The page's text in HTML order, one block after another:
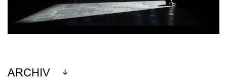
ARCHIV